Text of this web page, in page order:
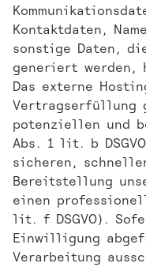
Kontaktdaten,
sonstige Daten,
generiert werden,
Das externe
Vertragserfüllung
potenziellen und
Abs. 1 lit. b
sicheren,
Bereitstellung
einen
lit. f DSGVO).
Einwilligung
Verarbeitung